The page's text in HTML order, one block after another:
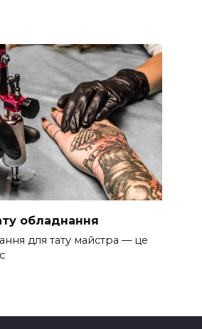
обладнання
для тату майстра — це